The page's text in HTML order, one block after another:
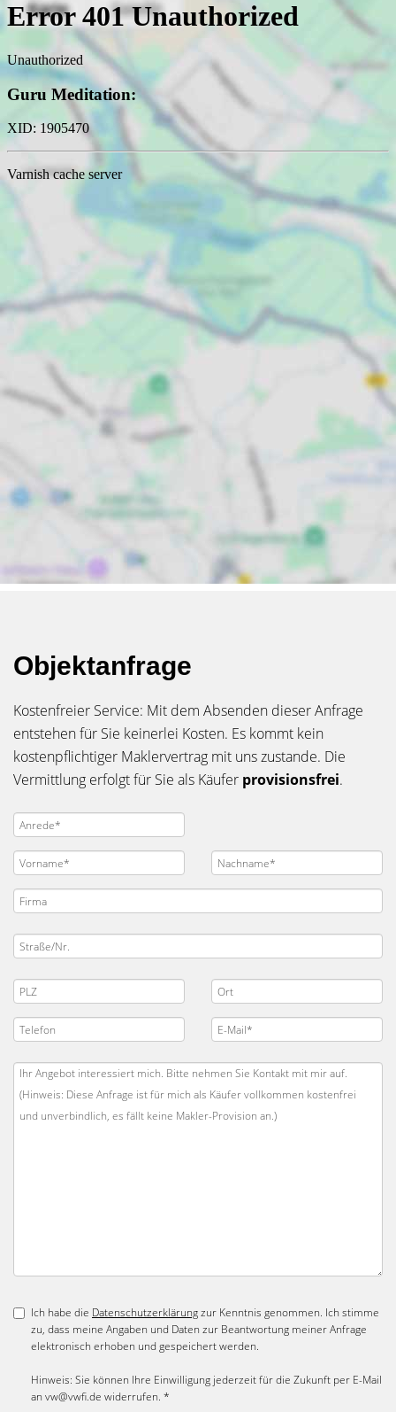
Objektanfrage
Kostenfreier Service: Mit dem Absenden dieser Anfrage
entstehen für Sie keinerlei Kosten. Es kommt kein
kostenpflichtiger Maklervertrag mit uns zustande. Die
Vermittlung erfolgt für Sie als Käufer provisionsfrei.
Ich habe die Datenschutzerklärungzur Kenntnis genommen. Ich stimme
zu, dass meine Angaben und Daten zur Beantwortung meiner Anfrage
elektronisch erhoben und gespeichert werden.
Hinweis: Sie können Ihre Einwilligung jederzeit für die Zukunft per E-Mail
an vw@vwfi.de widerrufen. *